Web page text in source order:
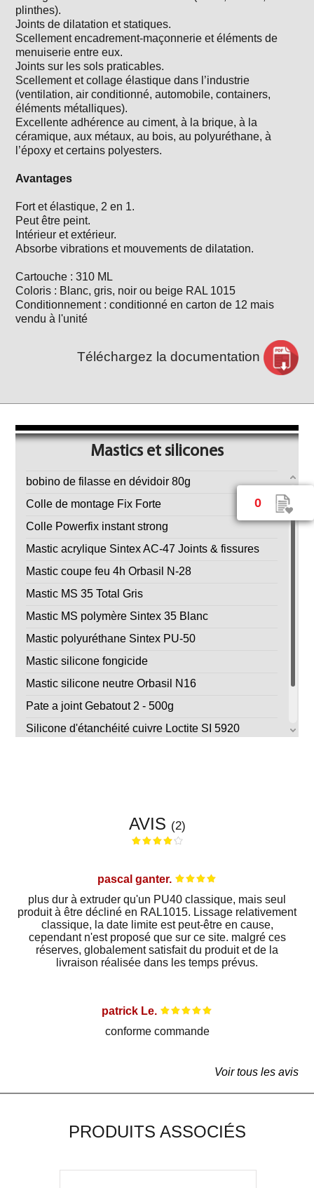
0
plinthes).
Joints de dilatation et statiques.
Scellement encadrement-maçonnerie et éléments de
menuiserie entre eux.
Joints sur les sols praticables.
Scellement et collage élastique dans l’industrie
(ventilation, air conditionné, automobile, containers,
éléments métalliques).
Excellente adhérence au ciment, à la brique, à la
céramique, aux métaux, au bois, au polyuréthane, à
l’époxy et certains polyesters.
Avantages
Fort et élastique, 2 en 1.
Peut être peint.
Intérieur et extérieur.
Absorbe vibrations et mouvements de dilatation.
Cartouche : 310 ML
Coloris : Blanc, gris, noir ou beige RAL 1015
Conditionnement : conditionné en carton de 12 mais
vendu à l'unité
Téléchargez la documentation
Mastics et silicones
bobino de filasse en dévidoir 80g
Colle de montage Fix Forte
Colle Powerfix instant strong
Mastic acrylique Sintex AC-47 Joints & fissures
Mastic coupe feu 4h Orbasil N-28
Mastic MS 35 Total Gris
Mastic MS polymère Sintex 35 Blanc
Mastic polyuréthane Sintex PU-50
Mastic silicone fongicide
Mastic silicone neutre Orbasil N16
Pate a joint Gebatout 2 - 500g
Silicone d'étanchéité cuivre Loctite SI 5920
AVIS (2)
pascal ganter.
plus dur à extruder qu'un PU40 classique, mais seul
produit à être décliné en RAL1015. Lissage relativement
classique, la date limite est peut-être en cause,
cependant n'est proposé que sur ce site. malgré ces
réserves, globalement satisfait du produit et de la
livraison réalisée dans les temps prévus.
patrick Le.
conforme commande
Voir tous les avis
PRODUITS ASSOCIÉS